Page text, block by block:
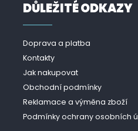
DŮLEŽITÉ ODKAZY
Doprava a platba
Kontakty
Jak nakupovat
Obchodní podmínky
Reklamace a výměna zboží
Podmínky ochrany osobních